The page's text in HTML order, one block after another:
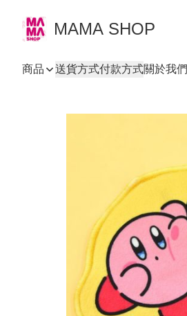
MAMA SHOP
商品 送貨方式付款方式關於我們